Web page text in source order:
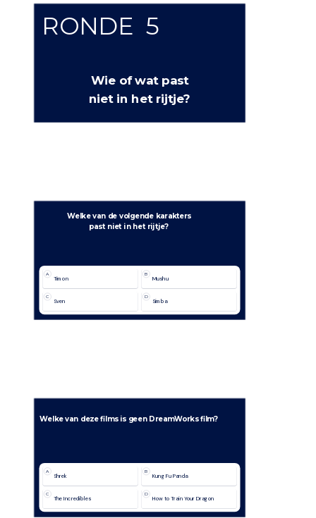
Wie of wat past
niet in het rijtje?
RONDE  5
Welke van de volgende karakters
past niet in het rijtje?
A
Timon
B
Mushu
C
Sven
D
Simba
Welke van deze films is geen DreamWorks film?
A
Shrek
B
Kung Fu Panda
C
The Incredibles
D
How to Train Your Dragon